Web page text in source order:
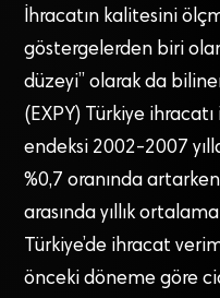
İhracatın kalitesini
göstergelerden biri
düzeyi” olarak da
(EXPY) Türkiye
endeksi 2002-2007
%0,7 oranında artarken
arasında yıllık
Türkiye’de ihracat
önceki döneme göre